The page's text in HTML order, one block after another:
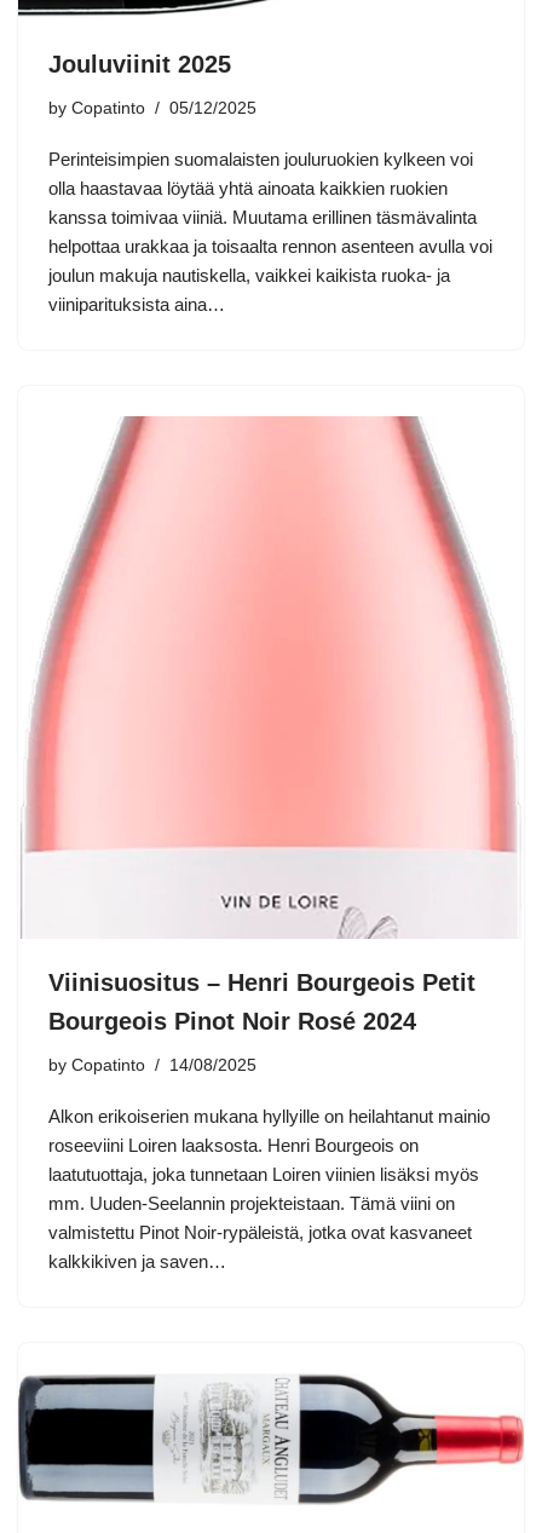
Jouluviinit 2025
by Copatinto 05/12/2025
Perinteisimpien suomalaisten jouluruokien kylkeen voi
olla haastavaa löytää yhtä ainoata kaikkien ruokien
kanssa toimivaa viiniä. Muutama erillinen täsmävalinta
helpottaa urakkaa ja toisaalta rennon asenteen avulla voi
joulun makuja nautiskella, vaikkei kaikista ruoka- ja
viiniparituksista aina…
Viinisuositus – Henri Bourgeois Petit
Bourgeois Pinot Noir Rosé 2024
by Copatinto 14/08/2025
Alkon erikoiserien mukana hyllyille on heilahtanut mainio
roseeviini Loiren laaksosta. Henri Bourgeois on
laatutuottaja, joka tunnetaan Loiren viinien lisäksi myös
mm. Uuden-Seelannin projekteistaan. Tämä viini on
valmistettu Pinot Noir-rypäleistä, jotka ovat kasvaneet
kalkkikiven ja saven…